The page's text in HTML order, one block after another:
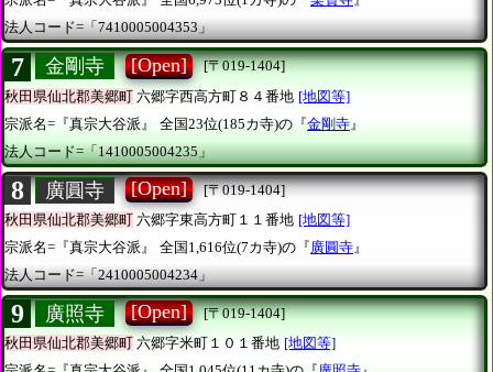
法人コード=「7410005004353」
7 金剛寺 [Open]
[〒019-1404]
秋田県仙北郡美郷町 六郷字西高方町８４番地 [地図等]
宗派名=『真宗大谷派』
全国23位(185カ寺)の『金剛寺 』
法人コード=「1410005004235」
8 廣圓寺 [Open]
[〒019-1404]
秋田県仙北郡美郷町 六郷字東高方町１１番地 [地図等]
宗派名=『真宗大谷派』
全国1,616位(7カ寺)の『廣圓寺』
法人コード=「2410005004234」
9 廣照寺 [Open]
[〒019-1404]
秋田県仙北郡美郷町 六郷字米町１０１番地 [地図等]